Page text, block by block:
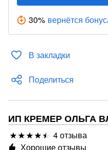
30% вернётся
В закладки
Поделиться
ИП КРЕМЕР ОЛЬГА
4 отзыва
Хорошие отзывы